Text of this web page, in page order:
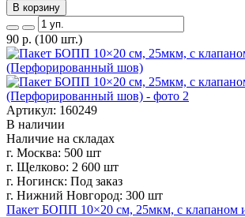
В корзину
90 р. (100 шт.)
Артикул: 160249
В наличии
Наличие на складах
г. Москва: 500 шт
г. Щелково: 2 600 шт
г. Ногинск: Под заказ
г. Нижний Новгород: 300 шт
Пакет БОПП 10×20 см, 25мкм, с клапаном